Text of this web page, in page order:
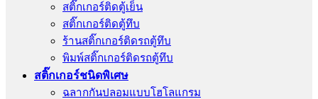
สติ๊กเกอร์ติดตู้เย็น
สติ๊กเกอร์ติดตู้ทึบ
ร้านสติ๊กเกอร์ติดรถตู้ทึบ
พิมพ์สติ๊กเกอร์ติดรถตู้ทึบ
สติ๊กเกอร์ชนิดพิเศษ
ฉลากกันปลอมแบบโฮโลแกรม